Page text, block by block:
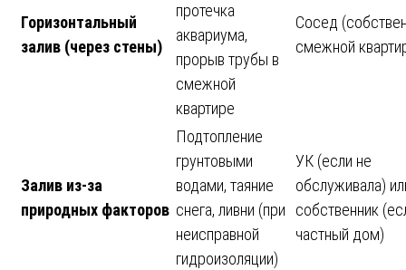
Горизонтальный
залив (через стены)
протечка
аквариума,
прорыв трубы в
смежной
квартире
Сосед
смежной
Залив из-за
природных факторов
Подтопление
грунтовыми
водами, таяние
снега, ливни (при
неисправной
гидроизоляции)
УК (если не
обслуживала)
собственник
частный дом)